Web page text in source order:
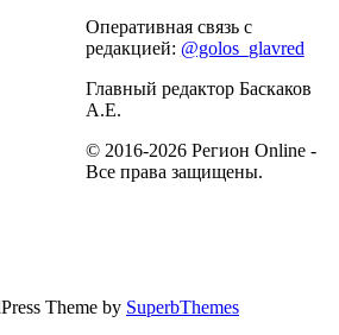
Оперативная связь с
редакцией: @golos_glavred
Главный редактор Баскаков
А.Е.
© 2016-2026 Регион Online -
Все права защищены.
Theme by SuperbThemes